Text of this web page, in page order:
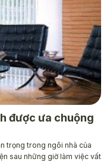
được ưa chuộng
trọng trong ngôi nhà của
sau những giờ làm việc vất